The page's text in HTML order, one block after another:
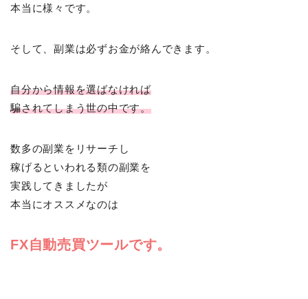
本当に様々です。
そして、副業は必ずお金が絡んできます。
自分から情報を選ばなければ
騙されてしまう世の中です。
数多の副業をリサーチし
稼げるといわれる類の副業を
実践してきましたが
本当にオススメなのは
FX自動売買ツールです。